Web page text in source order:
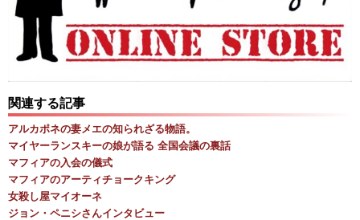
関連する記事
アルカポネの妻メエの知られざる物語。
マイヤーランスキーの娘が語る 全国会議の裏話
マフィアの入会の儀式
マフィアのアーティチョークキング
女殺し屋マイオーネ
ジョン・ペニシさんインタビュー